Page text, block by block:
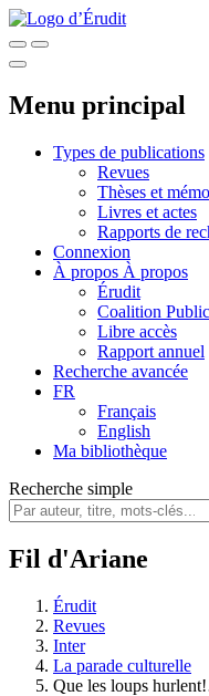
Menu principal
Types de publications
Revues
Thèses et
Livres et actes
Rapports de
Connexion
À propos À propos
Érudit
Coalition
Libre accès
Rapport annuel
Recherche avancée
FR
Français
English
Ma bibliothèque
Recherche simple
Fil d'Ariane
Érudit
Revues
Inter
La parade culturelle
Que les loups